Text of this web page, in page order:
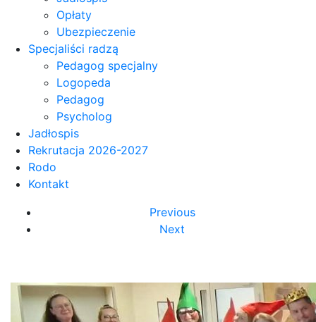
Opłaty
Ubezpieczenie
Specjaliści radzą
Pedagog specjalny
Logopeda
Pedagog
Psycholog
Jadłospis
Rekrutacja 2026-2027
Rodo
Kontakt
Previous
Next